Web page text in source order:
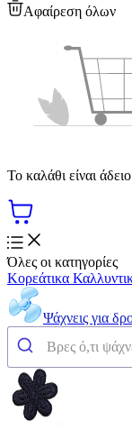
Αφαίρεση όλων
Το καλάθι είναι άδειο
Όλες οι κατηγορίες
Κορεάτικα
Ψάχνεις για